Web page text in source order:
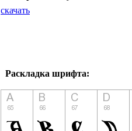
скачать
Раскладка шрифта: